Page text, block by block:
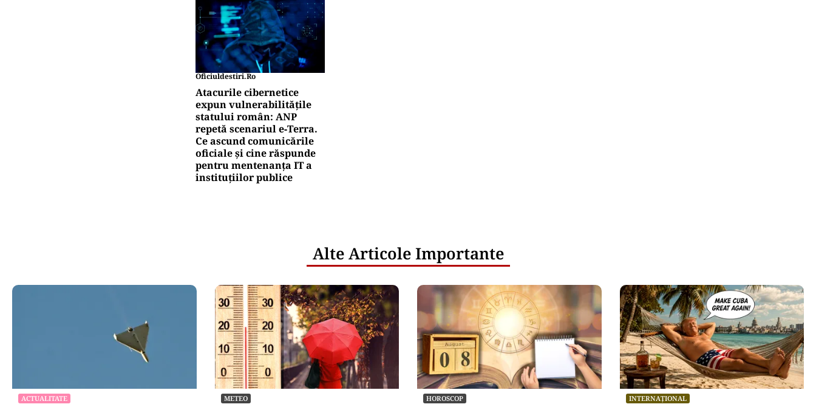
Oficiuldestiri.ro
Atacurile cibernetice
expun vulnerabilitățile
statului român: ANP
repetă scenariul e‑Terra.
Ce ascund comunicările
oficiale și cine răspunde
pentru mentenanța IT a
instituțiilor publice
Alte Articole Importante
ACTUALITATE METEO HOROSCOP INTERNAȚIONAL